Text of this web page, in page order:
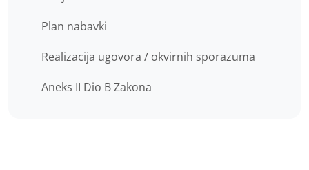
Plan nabavki
Realizacija ugovora / okvirnih sporazuma
Aneks II Dio B Zakona